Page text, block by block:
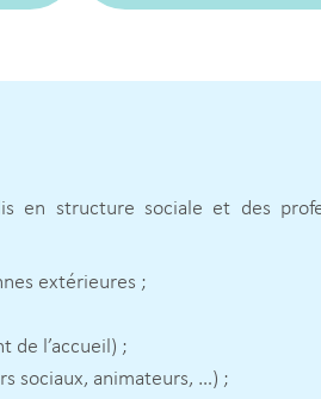
en structure sociale et des
extérieures ;
de l’accueil) ;
sociaux, animateurs, …) ;